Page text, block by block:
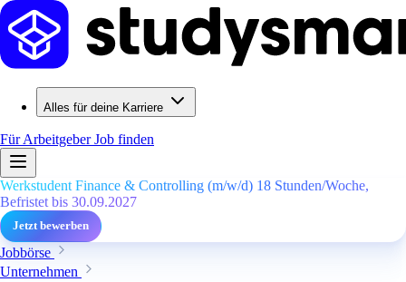
Alles für deine Karriere
Für ArbeitgeberJob finden
Werkstudent Finance & Controlling (m/w/d) 18 Stunden/Woche,
Befristet bis 30.09.2027
Jetzt bewerben
Jobbörse
Unternehmen